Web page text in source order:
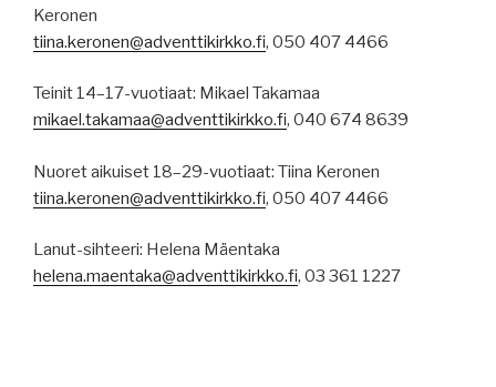
Keronen
tiina.keronen@adventtikirkko.fi, 050 407 4466
Teinit 14–17-vuotiaat: Mikael Takamaa
mikael.takamaa@adventtikirkko.fi, 040 674 8639
Nuoret aikuiset 18–29-vuotiaat: Tiina Keronen
tiina.keronen@adventtikirkko.fi, 050 407 4466
Lanut-sihteeri: Helena Mäentaka
helena.maentaka@adventtikirkko.fi, 03 361 1227